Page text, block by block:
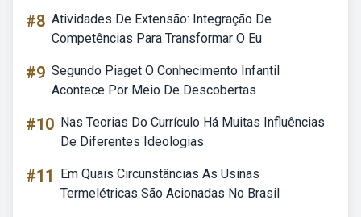
#8 Atividades De Extensão: Integração De
Competências Para Transformar O Eu
#9 Segundo Piaget O Conhecimento Infantil
Acontece Por Meio De Descobertas
#10 Nas Teorias Do Currículo Há Muitas Influências
De Diferentes Ideologias
#11
Em Quais Circunstâncias As Usinas
Termelétricas São Acionadas No Brasil